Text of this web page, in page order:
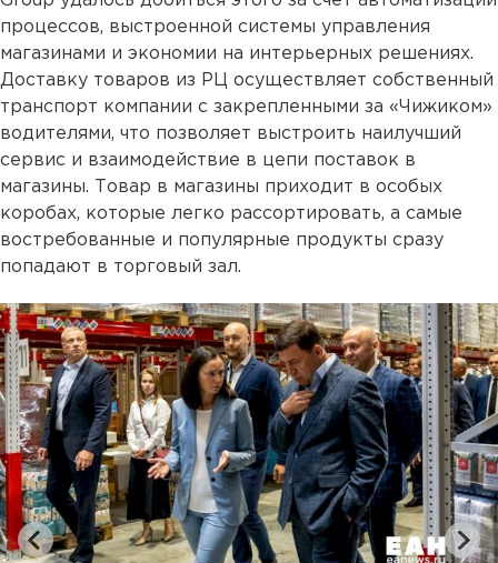
процессов, выстроенной системы управления
магазинами и экономии на интерьерных решениях.
Доставку товаров из РЦ осуществляет собственный
транспорт компании с закрепленными за «Чижиком»
водителями, что позволяет выстроить наилучший
сервис и взаимодействие в цепи поставок в
магазины. Товар в магазины приходит в особых
коробах, которые легко рассортировать, а самые
востребованные и популярные продукты сразу
попадают в торговый зал.